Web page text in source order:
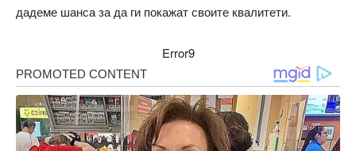
дадеме шанса за да ги покажат своите квалитети.
Error9